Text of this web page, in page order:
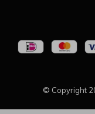
© Copyright